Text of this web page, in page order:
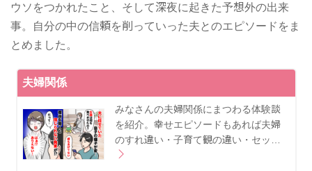
ウソをつかれたこと、そして深夜に起きた予想外の出来
事。自分の中の信頼を削っていった夫とのエピソードをま
とめました。
夫婦関係
みなさんの夫婦関係にまつわる体験談
を紹介。幸せエピソードもあれば夫婦
のすれ違い・子育て観の違い・セッ…